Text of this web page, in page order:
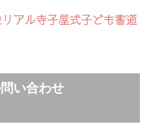
リアル寺子屋式子ども書道